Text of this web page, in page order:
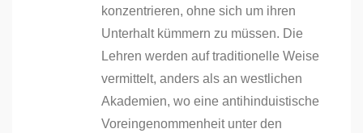
konzentrieren, ohne sich um ihren
Unterhalt kümmern zu müssen. Die
Lehren werden auf traditionelle Weise
vermittelt, anders als an westlichen
Akademien, wo eine antihinduistische
Voreingenommenheit unter den